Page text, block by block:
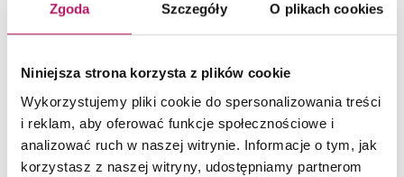
Zgoda Szczegóły O plikach cookies
Niniejsza strona korzysta z plików cookie
Wykorzystujemy pliki cookie do spersonalizowania treści
i reklam, aby oferować funkcje społecznościowe i
analizować ruch w naszej witrynie. Informacje o tym, jak
korzystasz z naszej witryny, udostępniamy partnerom